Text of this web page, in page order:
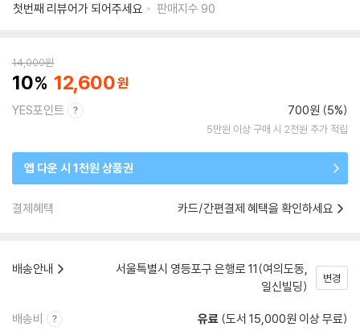
첫번째 리뷰어가 되어주세요
판매지수 90
14,000원
10 12,600
YES포인트 700원 (5%)
5만원 이상 구매 시 2천원 추가 적립
앱 다운 시 1천원 상품권
결제혜택 카드/간편결제 혜택을 확인하세요
배송안내
서울특별시 영등포구 은행로 11(여의도동,
일신빌딩)
변경
배송비 유료 (도서 15,000원 이상 무료)